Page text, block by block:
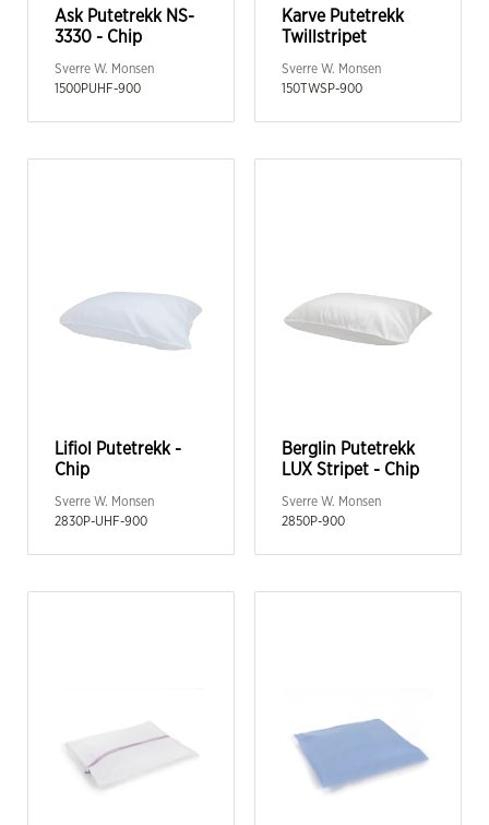
Ask Putetrekk NS-
3330 - Chip
Sverre W. Monsen
1500PUHF-900
Karve Putetrekk
Twillstripet
Sverre W. Monsen
150TWSP-900
Lifiol Putetrekk -
Chip
Sverre W. Monsen
2830P-UHF-900
Berglin Putetrekk
LUX Stripet - Chip
Sverre W. Monsen
2850P-900